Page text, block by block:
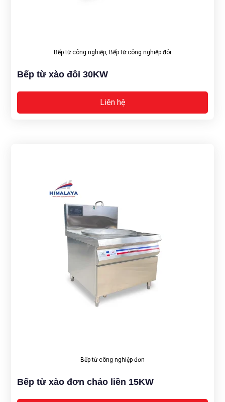
Bếp từ công nghiệp, Bếp từ công nghiệp đôi
Bếp từ xào đôi 30KW
Liên hệ
Bếp từ công nghiệp đơn
Bếp từ xào đơn chảo liền 15KW